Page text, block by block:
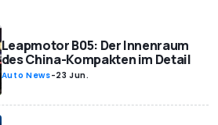
Leapmotor B05: Der Innenraum
des China-Kompakten im Detail
Auto News-23 Jun.